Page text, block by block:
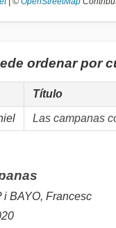
ordenar por
Título
Las campanas
i BAYO, Francesc